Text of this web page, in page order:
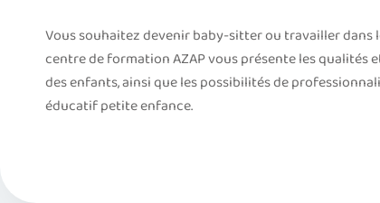
Vous souhaitez devenir baby-sitter ou travailler dans
centre de formation AZAP vous présente les qualités
des enfants, ainsi que les possibilités de
éducatif petite enfance.